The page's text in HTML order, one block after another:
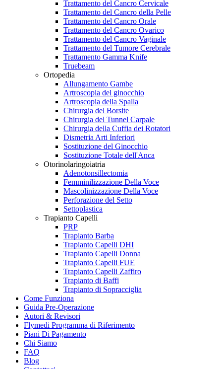
Trattamento del Cancro Cervicale
Trattamento del Cancro della Pelle
Trattamento del Cancro Orale
Trattamento del Cancro Ovarico
Trattamento del Cancro Vaginale
Trattamento del Tumore Cerebrale
Trattamento Gamma Knife
Truebeam
Ortopedia
Allungamento Gambe
Artroscopia del ginocchio
Artroscopia della Spalla
Chirurgia del Borsite
Chirurgia del Tunnel Carpale
Chirurgia della Cuffia dei Rotatori
Dismetria Arti Inferiori
Sostituzione del Ginocchio
Sostituzione Totale dell'Anca
Otorinolaringoiatria
Adenotonsillectomia
Femminilizzazione Della Voce
Mascolinizzazione Della Voce
Perforazione del Setto
Settoplastica
Trapianto Capelli
PRP
Trapianto Barba
Trapianto Capelli DHI
Trapianto Capelli Donna
Trapianto Capelli FUE
Trapianto Capelli Zaffiro
Trapianto di Baffi
Trapianto di Sopracciglia
Come Funziona
Guida Pre-Operazione
Autori & Revisori
Flymedi Programma di Riferimento
Piani Di Pagamento
Chi Siamo
FAQ
Blog